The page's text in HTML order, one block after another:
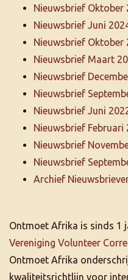
Nieuwsbrief Oktober
Nieuwsbrief Juni
Nieuwsbrief Oktober
Nieuwsbrief Maart
Nieuwsbrief
Nieuwsbrief
Nieuwsbrief Juni
Nieuwsbrief Februari
Nieuwsbrief
Nieuwsbrief
Archief
Ontmoet Afrika is sinds 1
Vereniging Volunteer
Ontmoet Afrika
kwaliteitsrichtlijn voor